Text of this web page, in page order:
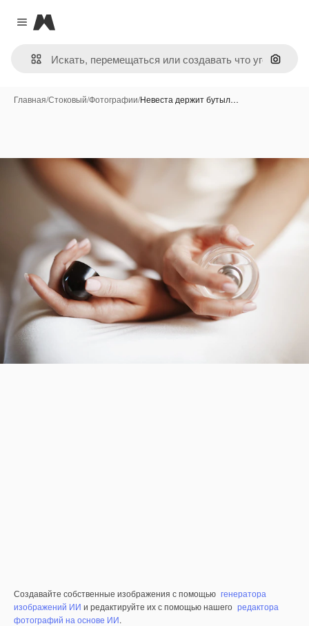
Close menu
Magnific
Поиск
Главная/Стоковый/Фотографии/Невеста держит бутыл…
Создавайте собственные изображения с помощью генератора
изображений ИИ и редактируйте их с помощью нашего редактора
фотографий на основе ИИ.